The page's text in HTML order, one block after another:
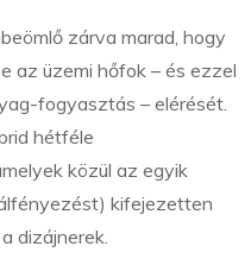
zárva marad, hogy
az üzemi hőfok – és ezzel
fogyasztás – elérését.
hétféle
közül az egyik
kifejezetten
dizájnerek.